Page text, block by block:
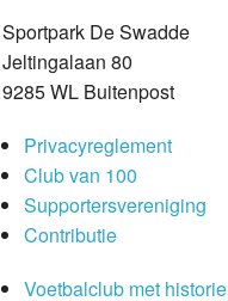
Sportpark De Swadde
Jeltingalaan 80
9285 WL Buitenpost
Privacyreglement
Club van 100
Supportersvereniging
Contributie
Voetbalclub met historie